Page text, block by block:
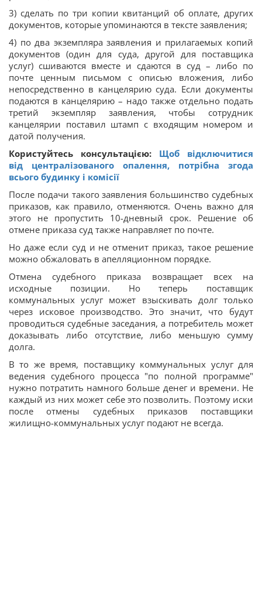
3) сделать по три копии квитанций об оплате, других
документов, которые упоминаются в тексте заявления;
4) по два экземпляра заявления и прилагаемых копий
документов (один для суда, другой для поставщика
услуг) сшиваются вместе и сдаются в суд – либо по
почте ценным письмом с описью вложения, либо
непосредственно в канцелярию суда. Если документы
подаются в канцелярию – надо также отдельно подать
третий экземпляр заявления, чтобы сотрудник
канцелярии поставил штамп с входящим номером и
датой получения.
Користуйтесь консультацією: Щоб відключитися
від централізованого опалення, потрібна згода
всього будинку і комісії
После подачи такого заявления большинство судебных
приказов, как правило, отменяются. Очень важно для
этого не пропустить 10-дневный срок. Решение об
отмене приказа суд также направляет по почте.
Но даже если суд и не отменит приказ, такое решение
можно обжаловать в апелляционном порядке.
Отмена судебного приказа возвращает всех на
исходные позиции. Но теперь поставщик
коммунальных услуг может взыскивать долг только
через исковое производство. Это значит, что будут
проводиться судебные заседания, а потребитель может
доказывать либо отсутствие, либо меньшую сумму
долга.
В то же время, поставщику коммунальных услуг для
ведения судебного процесса "по полной программе"
нужно потратить намного больше денег и времени. Не
каждый из них может себе это позволить. Поэтому иски
после отмены судебных приказов поставщики
жилищно-коммунальных услуг подают не всегда.